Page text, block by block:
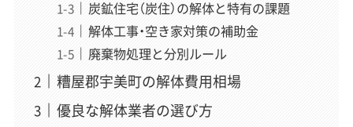
炭鉱住宅（炭住）の解体と特有の課題
解体工事・空き家対策の補助金
廃棄物処理と分別ルール
糟屋郡宇美町の解体費用相場
優良な解体業者の選び方